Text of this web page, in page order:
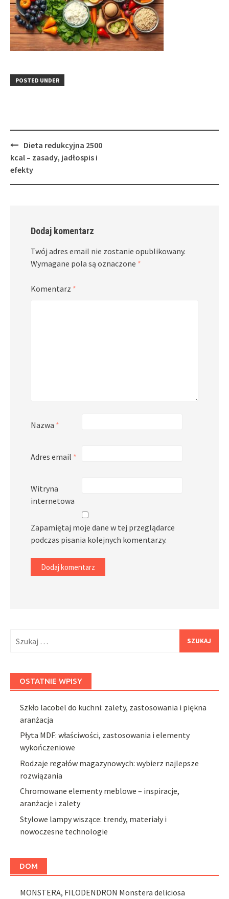
POSTED UNDER
Post
navigation
Dieta redukcyjna 2500
kcal – zasady, jadłospis i
efekty
Dodaj komentarz
Twój adres email nie zostanie opublikowany.
Wymagane pola są oznaczone *
Komentarz *
Nazwa *
Adres email *
Witryna
internetowa
Zapamiętaj moje dane w tej przeglądarce
podczas pisania kolejnych komentarzy.
OSTATNIE WPISY
Szkło lacobel do kuchni: zalety, zastosowania i piękna
aranżacja
Płyta MDF: właściwości, zastosowania i elementy
wykończeniowe
Rodzaje regałów magazynowych: wybierz najlepsze
rozwiązania
Chromowane elementy meblowe – inspiracje,
aranżacje i zalety
Stylowe lampy wiszące: trendy, materiały i
nowoczesne technologie
DOM
MONSTERA, FILODENDRON Monstera deliciosa